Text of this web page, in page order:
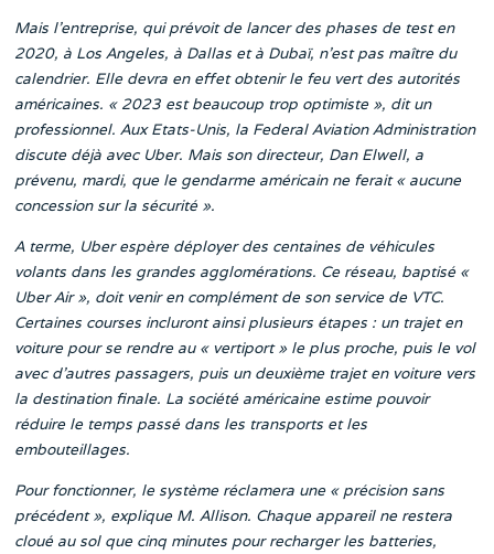
Mais l’entreprise, qui prévoit de lancer des phases de test en
2020, à Los Angeles, à Dallas et à Dubaï, n’est pas maître du
calendrier. Elle devra en effet obtenir le feu vert des autorités
américaines. « 2023 est beaucoup trop optimiste », dit un
professionnel. Aux Etats-Unis, la Federal Aviation Administration
discute déjà avec Uber. Mais son directeur, Dan Elwell, a
prévenu, mardi, que le gendarme américain ne ferait « aucune
concession sur la sécurité ».
A terme, Uber espère déployer des centaines de véhicules
volants dans les grandes agglomérations. Ce réseau, baptisé «
Uber Air », doit venir en complément de son service de VTC.
Certaines courses incluront ainsi plusieurs étapes : un trajet en
voiture pour se rendre au « vertiport » le plus proche, puis le vol
avec d’autres passagers, puis un deuxième trajet en voiture vers
la destination finale. La société américaine estime pouvoir
réduire le temps passé dans les transports et les
embouteillages.
Pour fonctionner, le système réclamera une « précision sans
précédent », explique M. Allison. Chaque appareil ne restera
cloué au sol que cinq minutes pour recharger les batteries,